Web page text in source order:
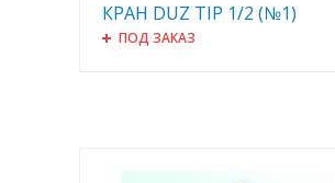
КРАН DUZ TIP 1/2 (№1)
ПОД ЗАКАЗ